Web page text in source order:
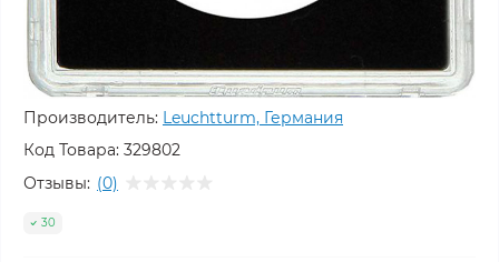
Производитель: Leuchtturm, Германия
Код Товара: 329802
Отзывы: (0)
30